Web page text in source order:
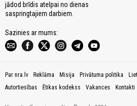
jādod brīdis atelpai no dienas
saspringtajiem darbiem.
Sazinies ar mums:
Par nra.lv Reklāma Misija Privātuma politika
Autortiesības
Ētikas kodekss Vakances Kontakti